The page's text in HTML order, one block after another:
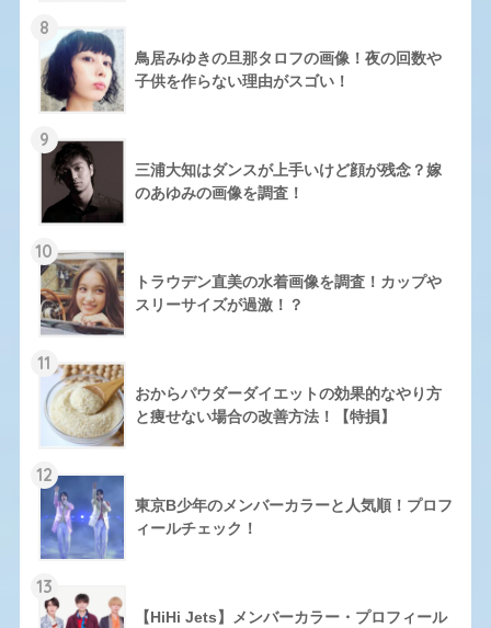
8
鳥居みゆきの旦那タロフの画像！夜の回数や
子供を作らない理由がスゴい！
9
三浦大知はダンスが上手いけど顔が残念？嫁
のあゆみの画像を調査！
10
トラウデン直美の水着画像を調査！カップや
スリーサイズが過激！？
11
おからパウダーダイエットの効果的なやり方
と痩せない場合の改善方法！【特損】
12
東京B少年のメンバーカラーと人気順！プロフ
ィールチェック！
13
【HiHi Jets】メンバーカラー・プロフィール